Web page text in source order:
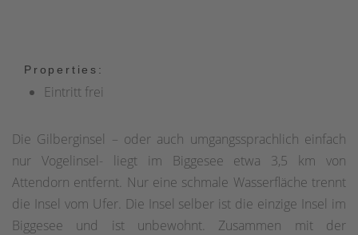
Properties:
Eintritt frei
Die Gilberginsel – oder auch umgangssprachlich einfach
nur Vogelinsel- liegt im Biggesee etwa 3,5 km von
Attendorn entfernt. Nur eine schmale Wasserfläche trennt
die Insel vom Ufer. Die Insel selber ist die einzige Insel im
Biggesee und ist unbewohnt. Zusammen mit der